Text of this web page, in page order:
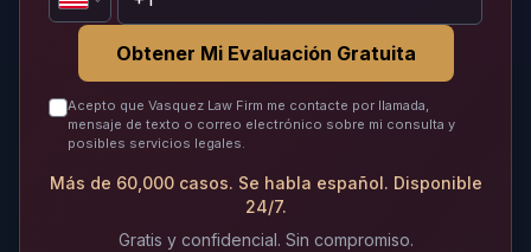
Obtener Mi Evaluación Gratuita
Acepto que Vasquez Law Firm me contacte por llamada,
mensaje de texto o correo electrónico sobre mi consulta y
posibles servicios legales.
Más de 60,000 casos. Se habla español. Disponible
24/7.
Gratis y confidencial. Sin compromiso.